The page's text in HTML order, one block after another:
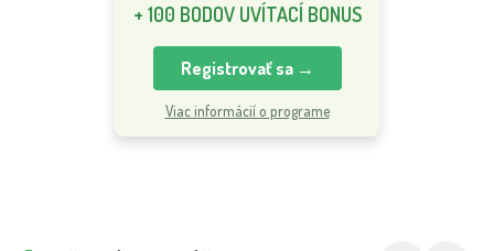
+ 100 BODOV UVÍTACÍ BONUS
Registrovať sa →
Viac informácií o programe